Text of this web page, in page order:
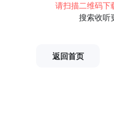
请扫描二维码下
搜索收听
返回首页